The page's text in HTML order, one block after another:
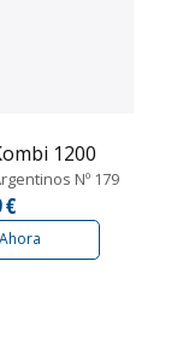
1200
Nº 179
€